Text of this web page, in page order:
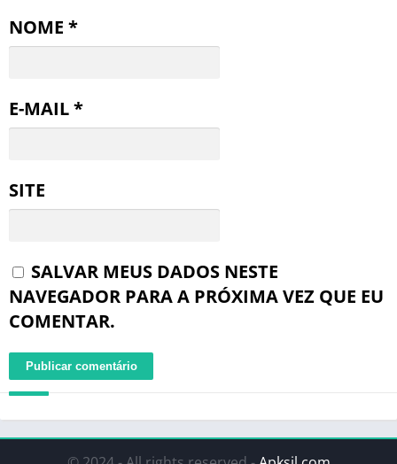
NOME *
E-MAIL*
SITE
SALVAR MEUS DADOS NESTE
NAVEGADOR PARA A PRÓXIMA VEZ QUE EU
COMENTAR.